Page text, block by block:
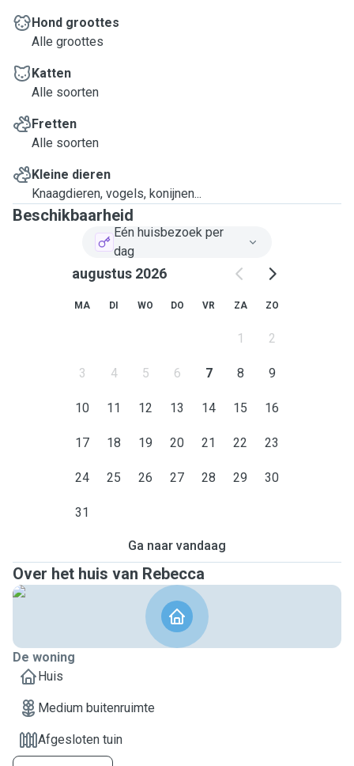
Hond groottes
Alle groottes
Katten
Alle soorten
Fretten
Alle soorten
Kleine dieren
Knaagdieren, vogels, konijnen...
Beschikbaarheid
Eén huisbezoek per
dag
augustus 2026
MA DI WO DO VR ZA ZO
1 2
3 4 5 6 7 8 9
10 11 12 13 14 15 16
17 18 19 20 21 22 23
24 25 26 27 28 29 30
31
Ga naar vandaag
Over het huis van Rebecca
De woning
Huis
Medium buitenruimte
Afgesloten tuin